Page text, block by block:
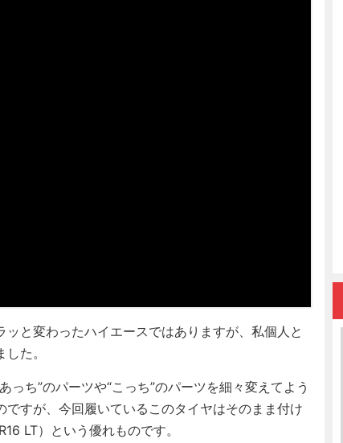
と変わったハイエースではありますが、私個人と
た。
ち”のパーツや“こっち”のパーツを細々変えてよう
すが、今回履いているこのタイヤはそのまま付け
LT）という優れものです。